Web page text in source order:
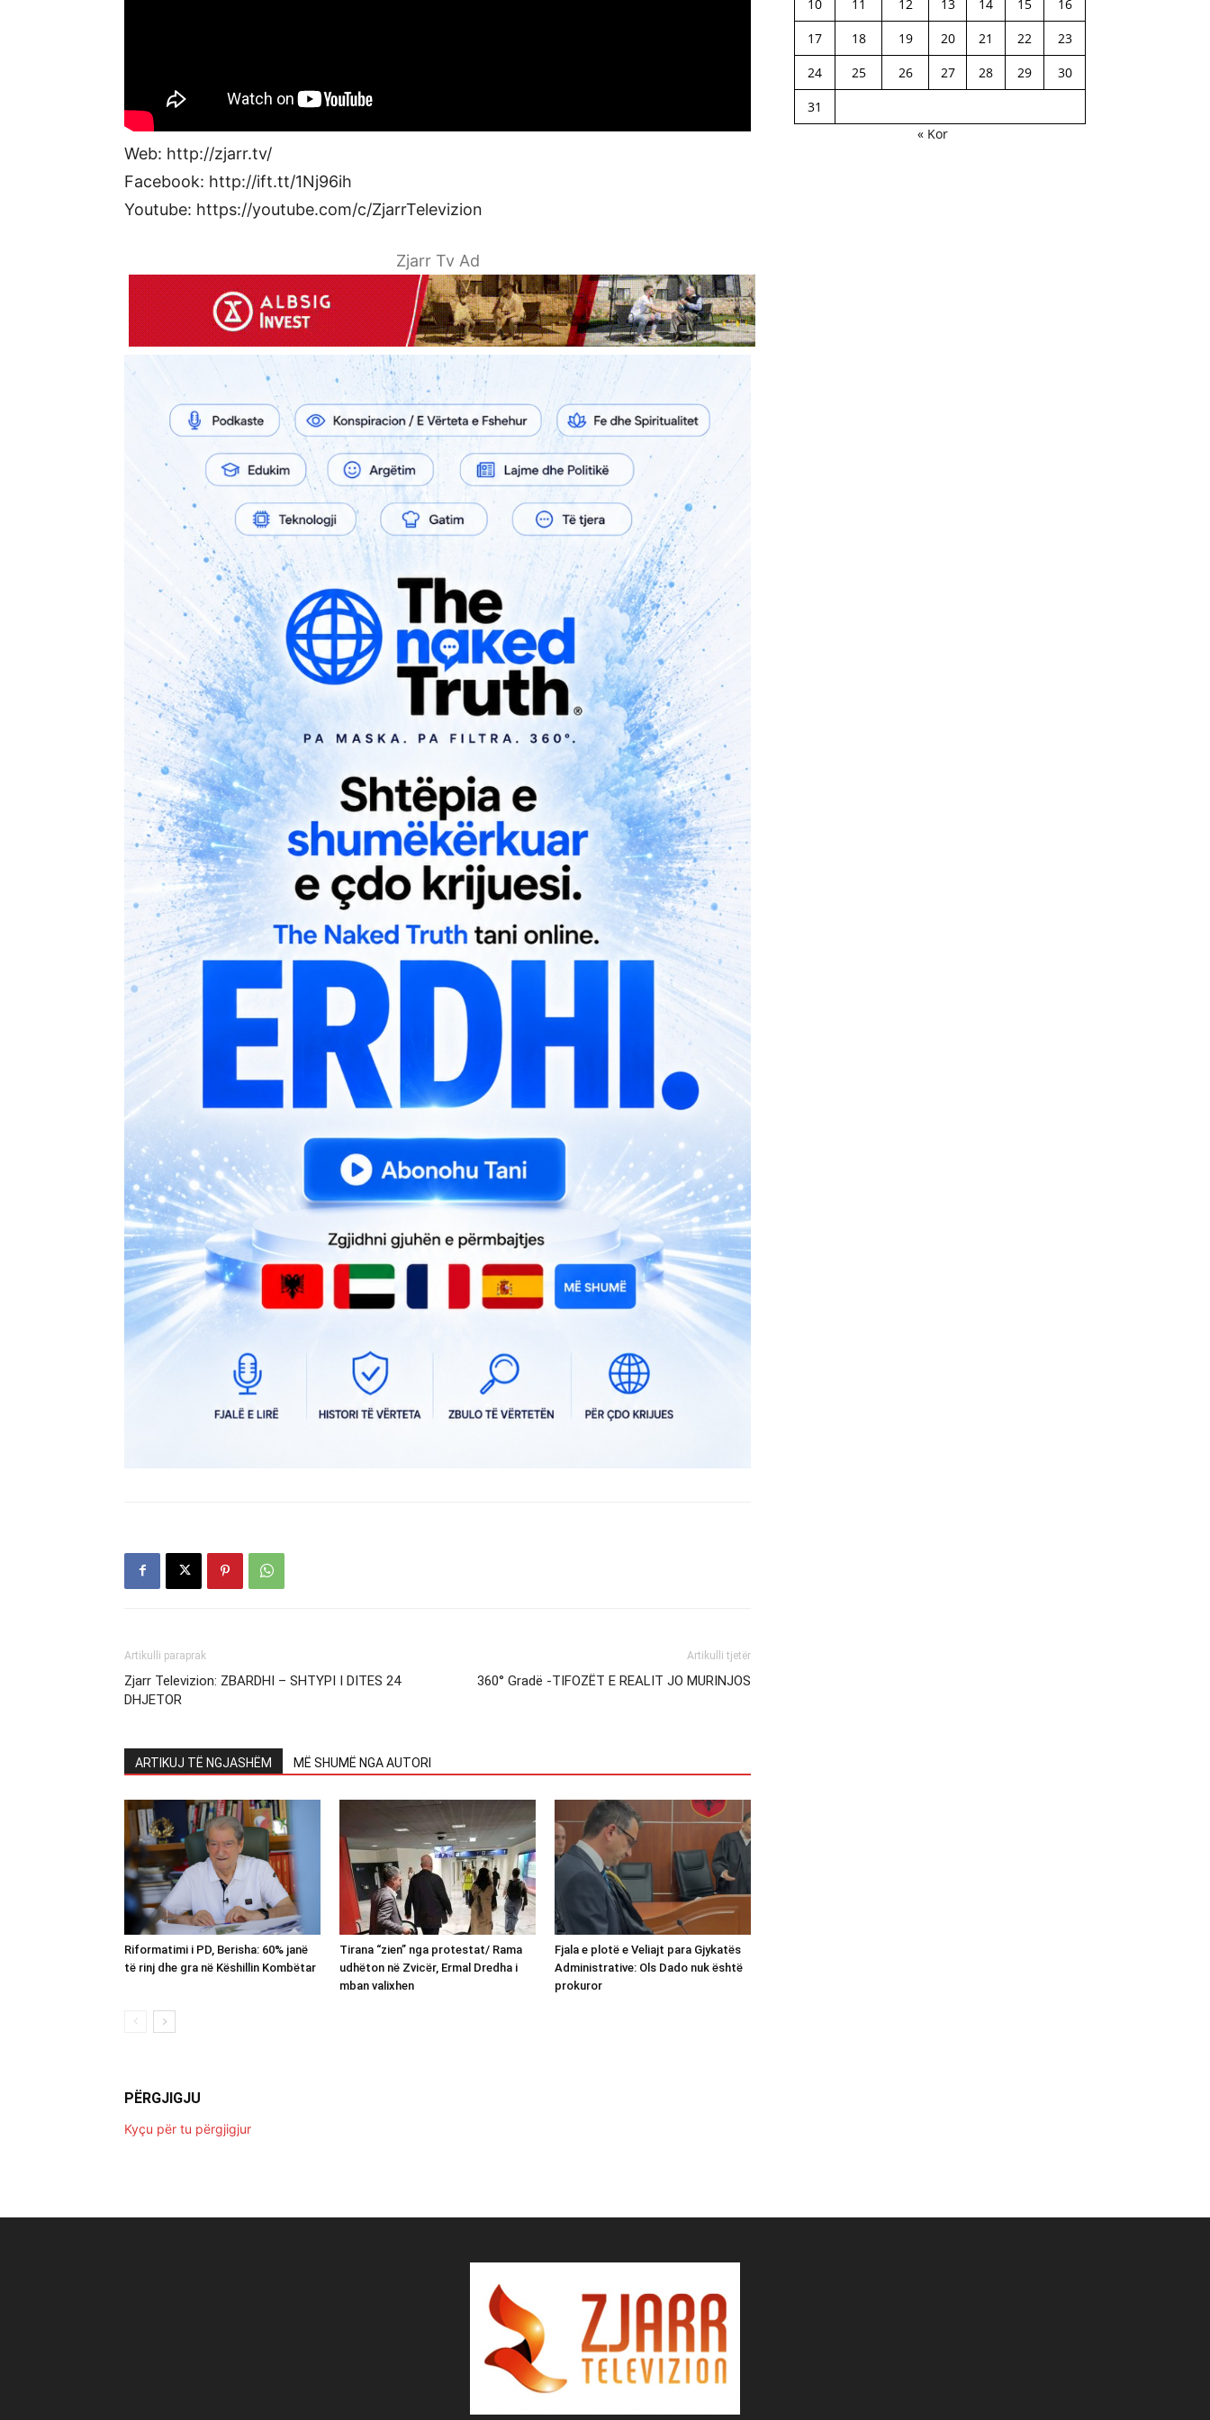
Web: http://zjarr.tv/
Facebook: http://ift.tt/1Nj96ih
Youtube: https://youtube.com/c/ZjarrTelevizion
Zjarr Tv Ad
Artikulli paraprak
Zjarr Televizion: ZBARDHI – SHTYPI I DITES 24
DHJETOR
Artikulli tjetër
360° Gradë -TIFOZËT E REALIT JO MURINJOS
ARTIKUJ TË NGJASHËM MË SHUMË NGA AUTORI
Riformatimi i PD, Berisha: 60% janë
të rinj dhe gra në Këshillin Kombëtar
Tirana “zien” nga protestat/ Rama
udhëton në Zvicër, Ermal Dredha i
mban valixhen
Fjala e plotë e Veliajt para Gjykatës
Administrative: Ols Dado nuk është
prokuror
PËRGJIGJU
Kyçu për tu përgjigjur
10 11 12 13 14 15
16
17
18 19 20 21 22
23
24
25 26 27 28 29
30
31
« Kor